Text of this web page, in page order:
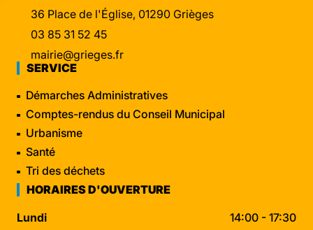
36 Place de l'Église, 01290 Grièges
03 85 31 52 45
mairie@grieges.fr
SERVICE
Démarches Administratives
Comptes-rendus du Conseil Municipal
Urbanisme
Santé
Tri des déchets
HORAIRES D'OUVERTURE
Lundi
14:00 - 17:30